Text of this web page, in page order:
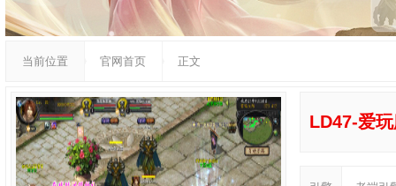
当前位置 官网首页 正文
LD47-爱